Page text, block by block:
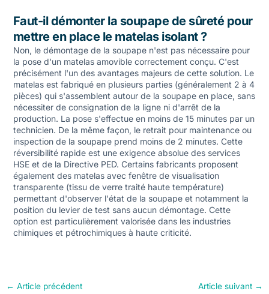
Faut-il démonter la soupape de sûreté pour
mettre en place le matelas isolant ?
Non, le démontage de la soupape n'est pas nécessaire pour
la pose d'un matelas amovible correctement conçu. C'est
précisément l'un des avantages majeurs de cette solution. Le
matelas est fabriqué en plusieurs parties (généralement 2 à 4
pièces) qui s'assemblent autour de la soupape en place, sans
nécessiter de consignation de la ligne ni d'arrêt de la
production. La pose s'effectue en moins de 15 minutes par un
technicien. De la même façon, le retrait pour maintenance ou
inspection de la soupape prend moins de 2 minutes. Cette
réversibilité rapide est une exigence absolue des services
HSE et de la Directive PED. Certains fabricants proposent
également des matelas avec fenêtre de visualisation
transparente (tissu de verre traité haute température)
permettant d'observer l'état de la soupape et notamment la
position du levier de test sans aucun démontage. Cette
option est particulièrement valorisée dans les industries
chimiques et pétrochimiques à haute criticité.
← Article précédent Article suivant →